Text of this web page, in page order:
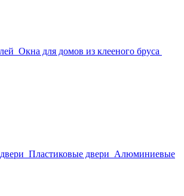
Окна для домов из клееного бруса
Пластиковые двери Алюминиевые